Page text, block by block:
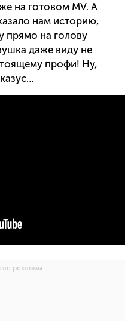
на готовом MV. А
нам историю,
прямо на голову
даже виду не
профи! Ну,